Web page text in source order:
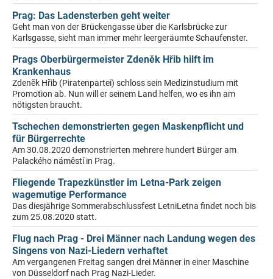
Prag: Das Ladensterben geht weiter
Geht man von der Brückengasse über die Karlsbrücke zur
Karlsgasse, sieht man immer mehr leergeräumte Schaufenster.
Prags Oberbürgermeister Zdeněk Hřib hilft im
Krankenhaus
Zdeněk Hřib (Piratenpartei) schloss sein Medizinstudium mit
Promotion ab. Nun will er seinem Land helfen, wo es ihn am
nötigsten braucht.
Tschechen demonstrierten gegen Maskenpflicht und
für Bürgerrechte
Am 30.08.2020 demonstrierten mehrere hundert Bürger am
Palackého náměstí in Prag.
Fliegende Trapezkünstler im Letna-Park zeigen
wagemutige Performance
Das diesjährige Sommerabschlussfest LetniLetna findet noch bis
zum 25.08.2020 statt.
Flug nach Prag - Drei Männer nach Landung wegen des
Singens von Nazi-Liedern verhaftet
Am vergangenen Freitag sangen drei Männer in einer Maschine
von Düsseldorf nach Prag Nazi-Lieder.